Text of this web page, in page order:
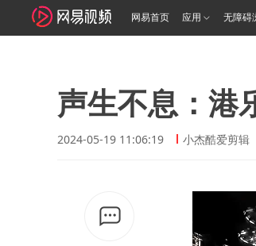
网易首页 应用 无障碍
声生不息：港
2024-05-19 11:06:19 小杰酷爱剪辑